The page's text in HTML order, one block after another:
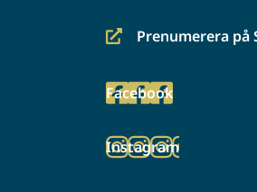
Prenumerera på
(siirryt
palveluun)
Facebook
(siirryt
palveluun)
Instagram
(siirryt